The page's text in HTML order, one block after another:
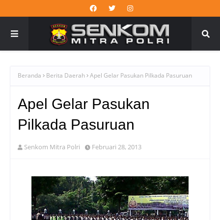
Beranda Berita Daerah Apel Gelar Pasukan Pilkada Pasuruan
Apel Gelar Pasukan
Pilkada Pasuruan
Senkom Mitra Polri Februari 28, 2013